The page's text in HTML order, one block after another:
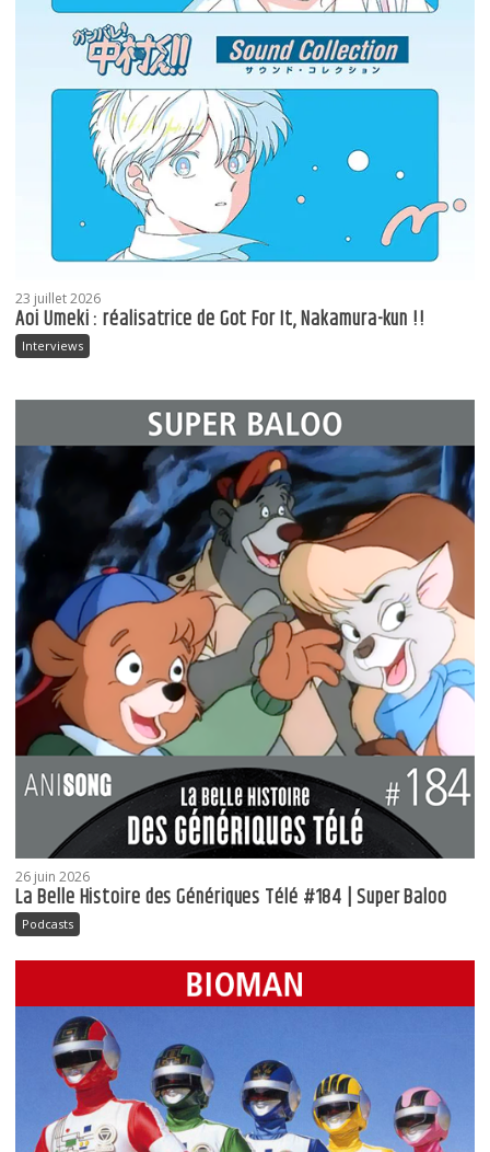
23 juillet 2026
Aoi Umeki : réalisatrice de Got For It, Nakamura-kun !!
Interviews
26 juin 2026
La Belle Histoire des Génériques Télé #184 | Super Baloo
Podcasts